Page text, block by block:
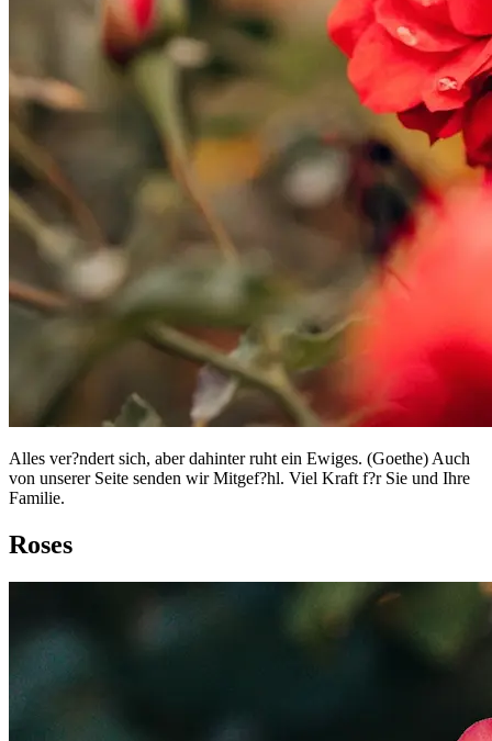
Alles ver?ndert sich, aber dahinter ruht ein Ewiges. (Goethe) Auch
von unserer Seite senden wir Mitgef?hl. Viel Kraft f?r Sie und Ihre
Familie.
Roses